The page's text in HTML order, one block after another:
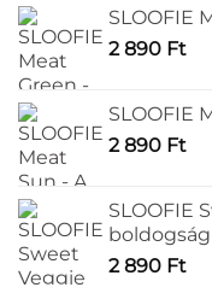
választhatók
ki
SLOOFIE
2 890 Ft
SLOOFIE
2 890 Ft
SLOOFIE
boldogság
2 890 Ft